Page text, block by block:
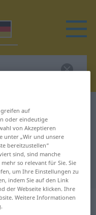
auf
oder eindeutige
von Akzeptieren
unter „Wir und unsere
bereitzustellen“
sind, sind manche
so relevant für Sie. Sie
um Ihre Einstellungen zu
indem Sie auf den Link
der Webseite klicken. Ihre
Weitere Informationen